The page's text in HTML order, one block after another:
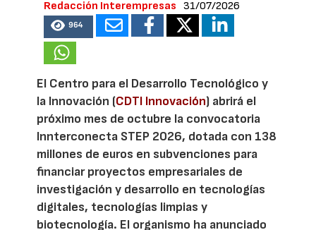
Redacción Interempresas 31/07/2026
964
El Centro para el Desarrollo Tecnológico y
la Innovación (CDTI Innovación) abrirá el
próximo mes de octubre la convocatoria
Innterconecta STEP 2026, dotada con 138
millones de euros en subvenciones para
financiar proyectos empresariales de
investigación y desarrollo en tecnologías
digitales, tecnologías limpias y
biotecnología. El organismo ha anunciado